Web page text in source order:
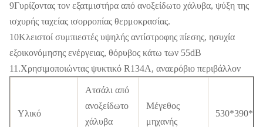
9Γυρίζοντας τον εξατμιστήρα από ανοξείδωτο χάλυβα, ψύξη της
ισχυρής ταχείας ισορροπίας θερμοκρασίας.
10Κλειστοί συμπιεστές υψηλής αντίστροφης πίεσης, ησυχία
εξοικονόμησης ενέργειας, θόρυβος κάτω των 55dB
11.Χρησιμοποιώντας ψυκτικό R134A, αναερόβιο περιβάλλον
Υλικό
Ατσάλι από
ανοξείδωτο
χάλυβα
Μέγεθος
μηχανής